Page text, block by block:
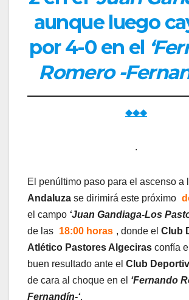
aunque luego
por 4-0 en el
Romero -
◆◆◆
.
El penúltimo paso para el ascenso a
Andaluza se dirimirá este próximo
el campo ‘Juan Gandiaga-Los
de las 18:00 horas , donde el Club
Atlético Pastores Algeciras confía
buen resultado ante el Club
de cara al choque en el ‘Fernando
Fernandín-‘.